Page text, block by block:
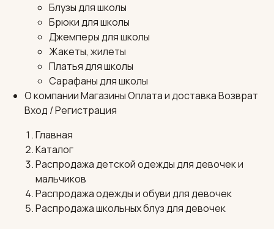
Блузы для школы
Брюки для школы
Джемперы для школы
Жакеты, жилеты
Платья для школы
Сарафаны для школы
О компанииМагазиныОплата и доставкаВозврат
Вход / Регистрация
Главная
Каталог
Распродажа детской одежды для девочек и
мальчиков
Распродажа одежды и обуви для девочек
Распродажа школьных блуз для девочек